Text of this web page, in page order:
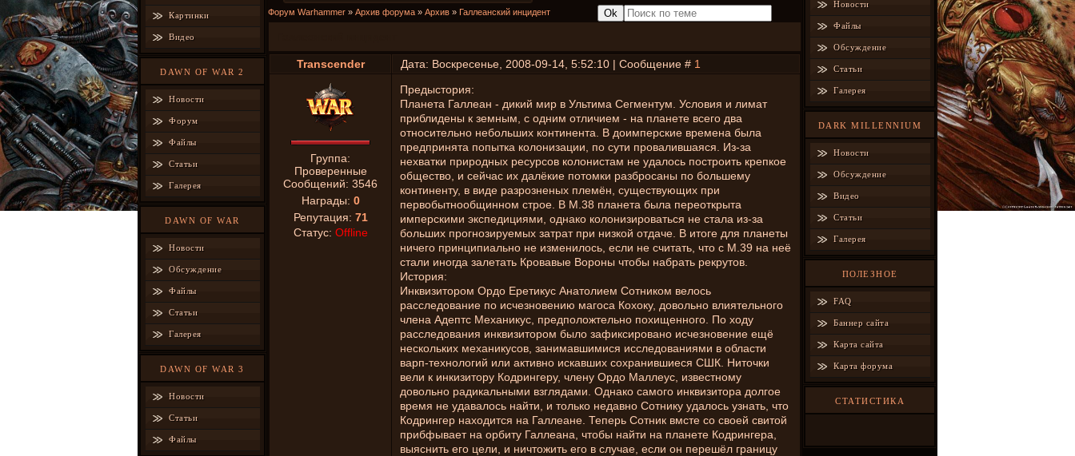
Картинки
Видео
DAWN OF WAR 2
Новости
Форум
Файлы
Статьи
Галерея
DAWN OF WAR
Новости
Обсуждение
Файлы
Статьи
Галерея
DAWN OF WAR 3
Новости
Статьи
Файлы
Форум Warhammer » Архив форума » Архив » Галлеанский инцидент
Transcender Дата: Воскресенье, 2008-09-14, 5:52:10 | Сообщение # 1
Группа:
Проверенные
Сообщений: 3546
Награды: 0
Репутация: 71
Статус: Offline
Предыстория:
Планета Галлеан - дикий мир в Ультима Сегментум. Условия и лимат
приблидены к земным, с одним отличием - на планете всего два
относительно небольших континента. В доимперские времена была
предпринята попытка колонизации, по сути провалившаяся. Из-за
нехватки природных ресурсов колонистам не удалось построить крепкое
общество, и сейчас их далёкие потомки разбросаны по большему
континенту, в виде разрозненых племён, существующих при
первобытнообщинном строе. В М.38 планета была переоткрыта
имперскими экспедициями, однако колонизироваться не стала из-за
больших прогнозируемых затрат при низкой отдаче. В итоге для планеты
ничего принципиально не изменилось, если не считать, что с М.39 на неё
стали иногда залетать Кровавые Вороны чтобы набрать рекрутов.
История:
Инквизитором Ордо Еретикус Анатолием Сотником велось
расследование по исчезновению магоса Кохоку, довольно влиятельного
члена Адептс Механикус, предположтельно похищенного. По ходу
расследования инквизитором было зафиксировано исчезновение ещё
нескольких механикусов, занимавшимися исследованиями в области
варп-технологий или активно искавших сохранившиеся СШК. Ниточки
вели к инкизитору Кодрингеру, члену Ордо Маллеус, известному
довольно радикальными взглядами. Однако самого инквизитора долгое
время не удавалось найти, и только недавно Сотнику удалось узнать, что
Кодрингер находится на Галлеане. Теперь Сотник вмсте со своей свитой
прибфывает на орбиту Галлеана, чтобы найти на планете Кодрингера,
выяснить его цели, и ничтожить его в случае, если он перешёл границу
Новости
Файлы
Обсуждение
Статьи
Галерея
DARK MILLENNIUM
Новости
Обсуждение
Видео
Статьи
Галерея
ПОЛЕЗНОЕ
FAQ
Баннер сайта
Карта сайта
Карта форума
СТАТИСТИКА